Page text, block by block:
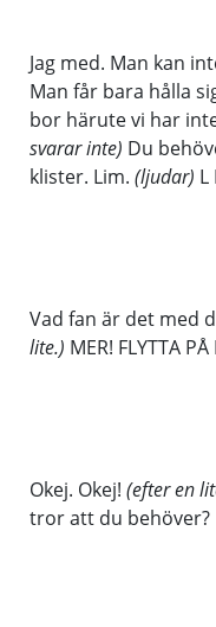
Jag med. Man kan
Man får bara hålla
bor härute vi har
svarar inte) Du
klister. Lim. (ljudar) L
Vad fan är det med
lite.) MER! FLYTTA
Okej. Okej! (efter en
tror att du behöver?